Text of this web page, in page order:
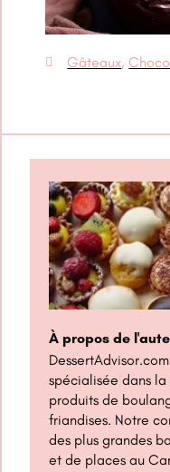
Gâteaux,
À propos de
spécialisée dans
produits de
friandises. Notre
des plus grandes
et de places au